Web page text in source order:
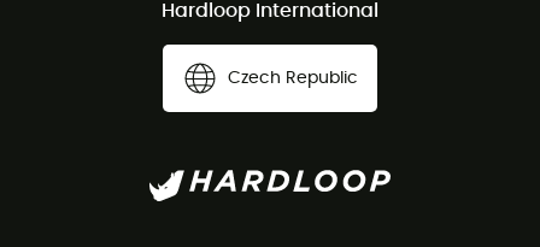
Hardloop International
Czech Republic